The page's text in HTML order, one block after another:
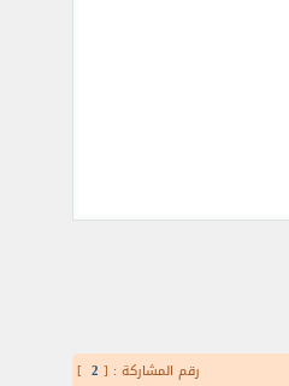
رقم المشاركة : [ 2
]